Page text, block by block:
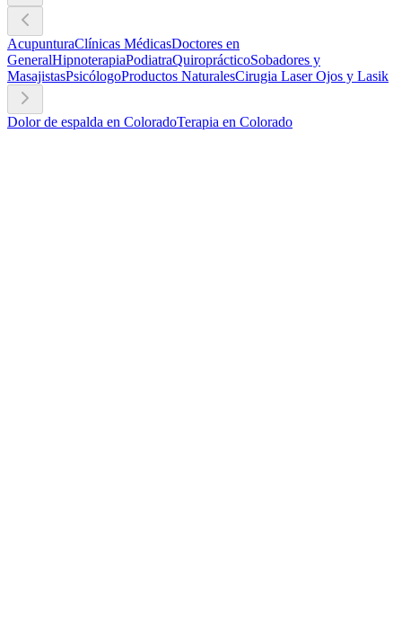
AcupunturaClínicas MédicasDoctores en
GeneralHipnoterapiaPodiatraQuiroprácticoSobadores y
MasajistasPsicólogoProductos NaturalesCirugia Laser Ojos y Lasik
Dolor de espalda en ColoradoTerapia en Colorado